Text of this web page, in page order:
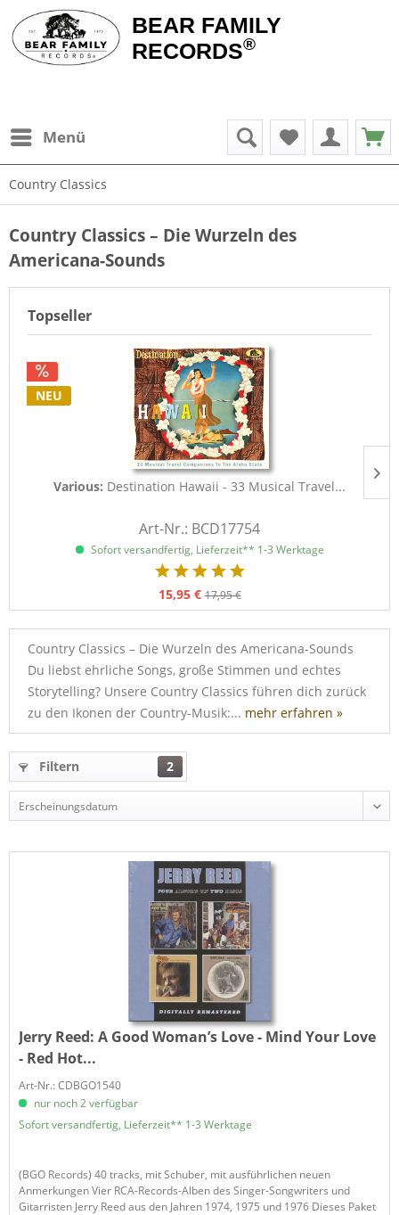
BEAR FAMILY
RECORDS®
Menü
Country Classics
Country Classics – Die Wurzeln des
Americana-Sounds
Topseller
NEU
Various: Destination Hawaii - 33 Musical Travel...
Art-Nr.: BCD17754
Sofort versandfertig, Lieferzeit** 1-3 Werktage
15,95 € 17,95 €
Country Classics – Die Wurzeln des Americana-Sounds
Du liebst ehrliche Songs, große Stimmen und echtes
Storytelling? Unsere Country Classics führen dich zurück
zu den Ikonen der Country-Musik:... mehr erfahren »
Filtern 2
Jerry Reed:A Good Woman’s Love - Mind Your Love
- Red Hot...
Art-Nr.: CDBGO1540
nur noch 2 verfügbar
Sofort versandfertig, Lieferzeit** 1-3 Werktage
(BGO Records) 40 tracks, mit Schuber, mit ausführlichen neuen
Anmerkungen Vier RCA-Records-Alben des Singer-Songwriters und
Gitarristen Jerry Reed aus den Jahren 1974, 1975 und 1976 Dieses Paket